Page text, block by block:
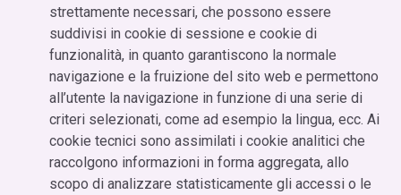
strettamente necessari, che possono essere
suddivisi in cookie di sessione e cookie di
funzionalità, in quanto garantiscono la normale
navigazione e la fruizione del sito web e permettono
all’utente la navigazione in funzione di una serie di
criteri selezionati, come ad esempio la lingua, ecc. Ai
cookie tecnici sono assimilati i cookie analitici che
raccolgono informazioni in forma aggregata, allo
scopo di analizzare statisticamente gli accessi o le